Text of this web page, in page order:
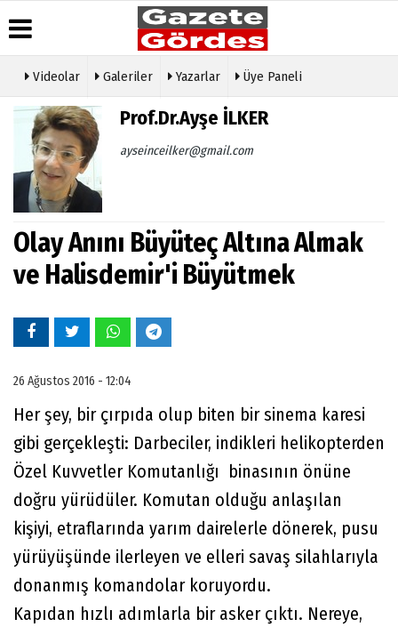
Üye Paneli
Haber
Arşivi
Gazete
Arşivi
Günün
Haberleri
Hava
Durumu
Gazete
Köşe
Yazarları
Video
Etkinlikler
Videolar Galeriler Yazarlar Üye Paneli
Prof.Dr.Ayşe İLKER
ayseinceilker@gmail.com
Olay Anını Büyüteç Altına Almak
ve Halisdemir'i Büyütmek
26 Ağustos 2016 - 12:04
Her şey, bir çırpıda olup biten bir sinema karesi
gibi gerçekleşti: Darbeciler, indikleri helikopterden
Özel Kuvvetler Komutanlığı binasının önüne
doğru yürüdüler. Komutan olduğu anlaşılan
kişiyi, etraflarında yarım dairelerle dönerek, pusu
yürüyüşünde ilerleyen ve elleri savaş silahlarıyla
donanmış komandolar koruyordu.
Kapıdan hızlı adımlarla bir asker çıktı. Nereye,